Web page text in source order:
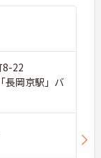
8-22
長岡京駅」バ